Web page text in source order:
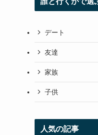
デート
友達
家族
子供
人気の記事